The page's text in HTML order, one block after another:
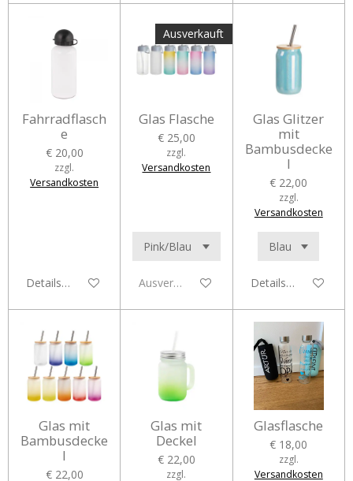
Fahrradflasch
e
€ 20,00
zzgl.
Versandkosten
Details anzeigen
Ausverkauft
Glas Flasche
€ 25,00
zzgl.
Versandkosten
Ausverkauft
Glas Glitzer
mit
Bambusdecke
l
€ 22,00
zzgl.
Versandkosten
Details anzeigen
Glas mit
Bambusdecke
l
€ 22,00
Glas mit
Deckel
€ 22,00
zzgl.
Glasflasche
€ 18,00
zzgl.
Versandkosten